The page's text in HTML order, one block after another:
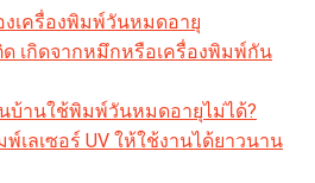
งเครื่องพิมพ์วันหมดอายุ
เกิดจากหมึกหรือเครื่องพิมพ์กัน
บ้านใช้พิมพ์วันหมดอายุไม่ได้?
เลเซอร์ UV ให้ใช้งานได้ยาวนาน